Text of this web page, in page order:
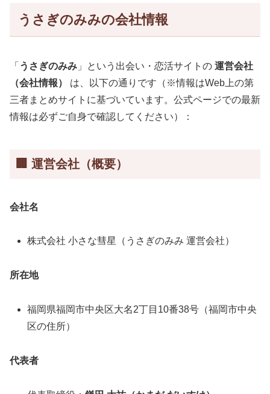
うさぎのみみの会社情報
「 うさぎのみみ 」という出会い・恋活サイトの 運営会社
（会社情報）
は、以下の通りです（※情報はWeb上の第
三者まとめサイトに基づいています。公式ページでの最新
情報は必ずご自身で確認してください）：
🏢 運営会社（概要）
会社名
株式会社 小さな彗星（うさぎのみみ 運営会社）
所在地
福岡県福岡市中央区大名2丁目10番38号（福岡市中央
区の住所）
代表者